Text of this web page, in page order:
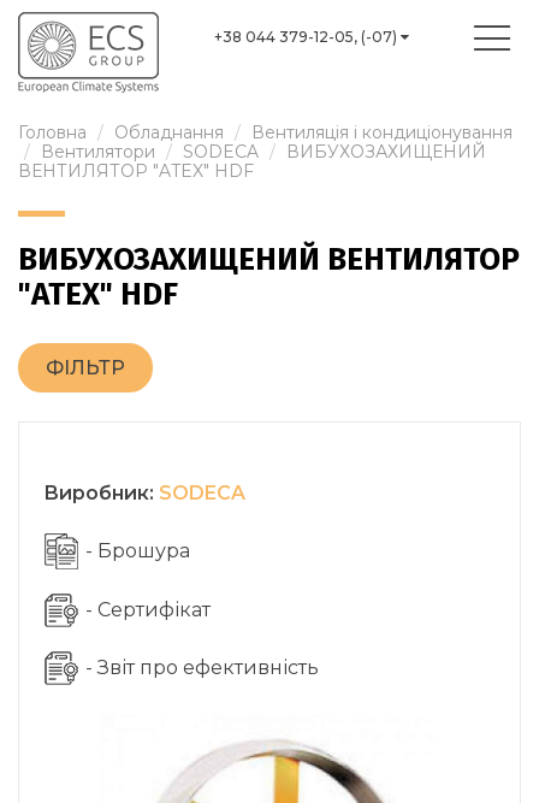
+38 044 379-12-05, (-07)
Головна Обладнання
Вентиляція і кондиціонування
Вентилятори
SODECA
ВИБУХОЗАХИЩЕНИЙ
ВЕНТИЛЯТОР "ATEX" HDF
ВИБУХОЗАХИЩЕНИЙ ВЕНТИЛЯТОР
"ATEX" HDF
ФІЛЬТР
Виробник: SODECA
- Брошура
- Сертифікат
- Звіт про ефективність